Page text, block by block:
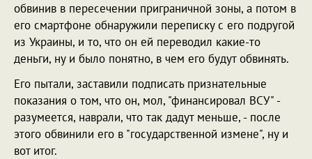
обвинив в пересечении приграничной зоны, а потом в
его смартфоне обнаружили переписку с его подругой
из Украины, и то, что он ей переводил какие-то
деньги, ну и было понятно, в чем его будут обвинять.
Его пытали, заставили подписать признательные
показания о том, что он, мол, "финансировал ВСУ" -
разумеется, наврали, что так дадут меньше, - после
этого обвинили его в "государственной измене", ну и
вот итог.